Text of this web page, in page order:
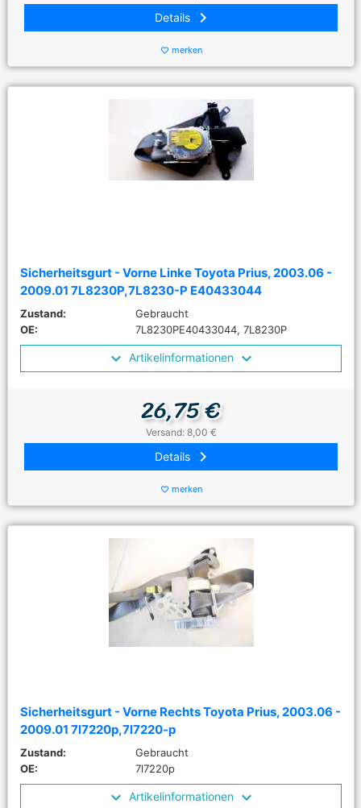
Details keyboard_arrow_right
favorite_border merken
Sicherheitsgurt - Vorne Linke Toyota Prius, 2003.06 -
2009.01 7L8230P,7L8230-P E40433044
Zustand:
Gebraucht
OE:
7L8230PE40433044, 7L8230P
Artikelinformationen
26,75 €
Versand: 8,00 €
Details keyboard_arrow_right
favorite_border merken
Sicherheitsgurt - Vorne Rechts Toyota Prius, 2003.06 -
2009.01 7l7220p,7l7220-p
Zustand:
Gebraucht
OE:
7l7220p
Artikelinformationen